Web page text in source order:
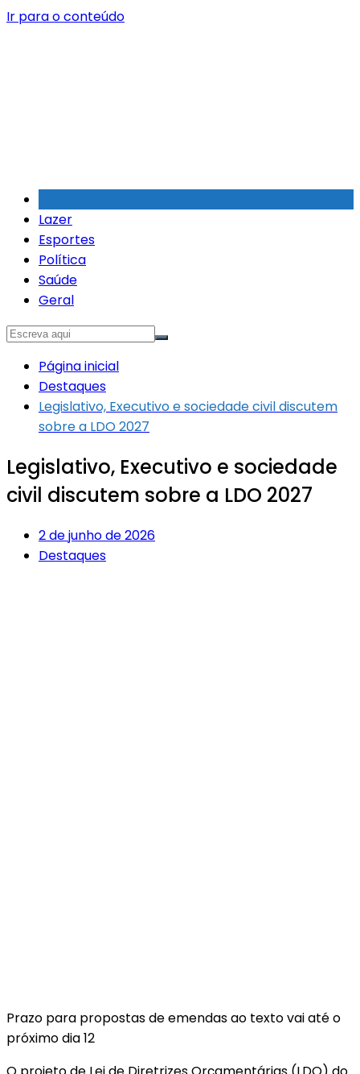
Ir para o conteúdo
Lazer
Esportes
Política
Saúde
Geral
Página inicial
Destaques
Legislativo, Executivo e sociedade civil discutem
sobre a LDO 2027
Legislativo, Executivo e sociedade
civil discutem sobre a LDO 2027
2 de junho de 2026
Destaques
Prazo para propostas de emendas ao texto vai até o
próximo dia 12